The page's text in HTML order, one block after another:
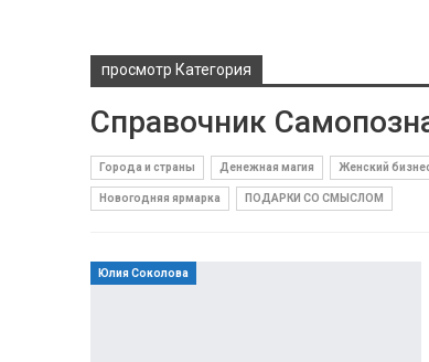
просмотр Категория
Справочник
Города и страны Денежная магия Женский
Новогодняя ярмарка ПОДАРКИ СО СМЫСЛОМ
Юлия Соколова